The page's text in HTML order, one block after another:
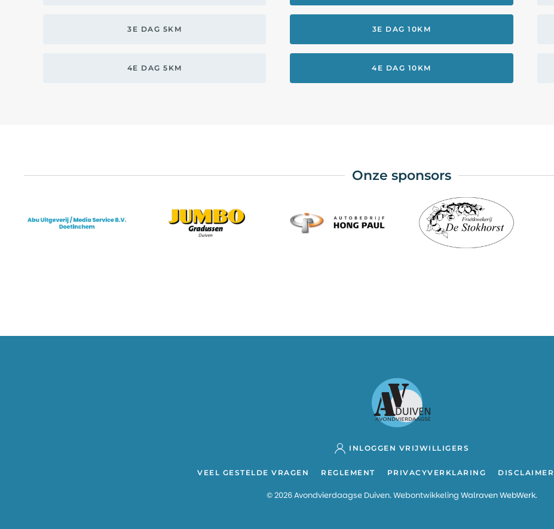
3E DAG 5KM
4E DAG 5KM
3E DAG 10KM
4E DAG 10KM
Onze sponsors
INLOGGEN VRIJWILLIGERS
VEEL GESTELDE VRAGEN REGLEMENT PRIVACYVERKLARING DISCLAIMER
©2026Avondvierdaagse Duiven. Webontwikkeling Walraven WebWerk.